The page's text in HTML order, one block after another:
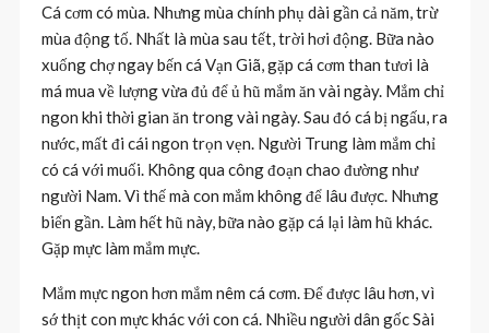
Cá cơm có mùa. Nhưng mùa chính phụ dài gần cả năm, trừ
mùa động tố. Nhất là mùa sau tết, trời hơi động. Bữa nào
xuống chợ ngay bến cá Vạn Giã, gặp cá cơm than tươi là
má mua về lượng vừa đủ để ủ hũ mắm ăn vài ngày. Mắm chỉ
ngon khi thời gian ăn trong vài ngày. Sau đó cá bị ngấu, ra
nước, mất đi cái ngon trọn vẹn. Người Trung làm mắm chỉ
có cá với muối. Không qua công đoạn chao đường như
người Nam. Vì thế mà con mắm không để lâu được. Nhưng
biển gần. Làm hết hũ này, bữa nào gặp cá lại làm hũ khác.
Gặp mực làm mắm mực.
Mắm mực ngon hơn mắm nêm cá cơm. Để được lâu hơn, vì
sớ thịt con mực khác với con cá. Nhiều người dân gốc Sài